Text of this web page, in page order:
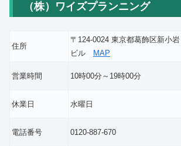
（株）ワイズプランニング
住所
〒124-0024 東京都葛飾区新小
ビル
MAP
営業時間 10時00分～19時00分
休業日 水曜日
電話番号 0120-887-670